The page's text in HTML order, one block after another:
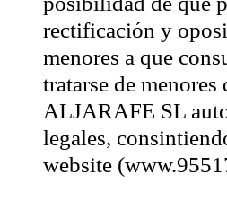
rectificación y
menores a que
tratarse de
ALJARAFE SL
legales,
website